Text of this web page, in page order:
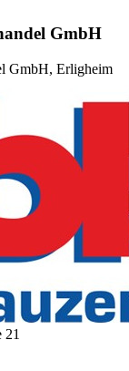
GmbH
GmbH, Erligheim
21